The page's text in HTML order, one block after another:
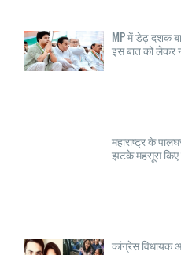
MP में डेढ़ दशक
इस बात को लेकर
महाराष्ट्र के
झटके महसूस किए
कांग्रेस विधायक